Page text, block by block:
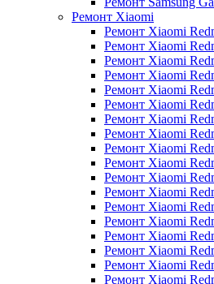
Ремонт Xiaomi
Ремонт Xiaomi
Ремонт Xiaomi
Ремонт Xiaomi
Ремонт Xiaomi
Ремонт Xiaomi
Ремонт Xiaomi
Ремонт Xiaomi
Ремонт Xiaomi
Ремонт Xiaomi
Ремонт Xiaomi
Ремонт Xiaomi
Ремонт Xiaomi
Ремонт Xiaomi
Ремонт Xiaomi
Ремонт Xiaomi
Ремонт Xiaomi
Ремонт Xiaomi
Ремонт Xiaomi